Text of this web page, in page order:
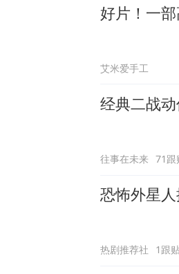
好片！一
艾米爱手工
经典二战
往事在未来 71跟
恐怖外星
热剧推荐社 1跟